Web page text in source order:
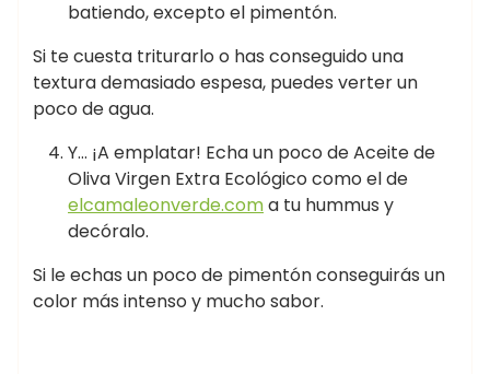
batiendo, excepto el pimentón.
Si te cuesta triturarlo o has conseguido una
textura demasiado espesa, puedes verter un
poco de agua.
Y… ¡A emplatar! Echa un poco de Aceite de
Oliva Virgen Extra Ecológico como el de
elcamaleonverde.coma tu hummus y
decóralo.
Si le echas un poco de pimentón conseguirás un
color más intenso y mucho sabor.